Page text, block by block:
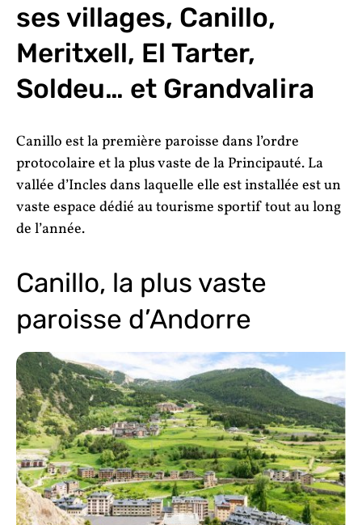
ses villages, Canillo,
Meritxell, El Tarter,
Soldeu… et Grandvalira
Canillo est la première paroisse dans l’ordre
protocolaire et la plus vaste de la Principauté. La
vallée d’Incles dans laquelle elle est installée est un
vaste espace dédié au tourisme sportif tout au long
de l’année.
Canillo, la plus vaste
paroisse d’Andorre